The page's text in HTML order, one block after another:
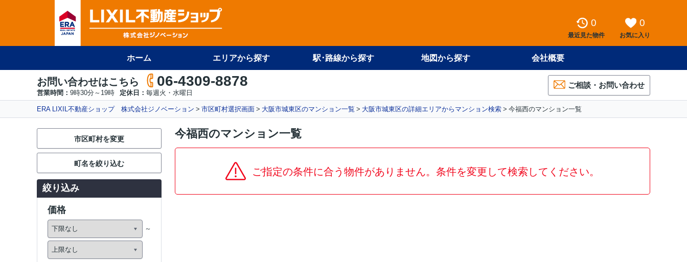
0
最近見た物件
0
お気に入り
ホーム エリアから探す 駅･路線から探す 地図から探す 会社概要
お問い合わせはこちら 06-4309-8878
営業時間： 9時30分～19時 定休日： 毎週火・水曜日
ご相談・お問い合わせ
ERA LIXIL不動産ショップ 株式会社ジノベーション 市区町村選択画面 大阪市城東区のマンション一覧 大阪市城東区の詳細エリアからマンション検索 今福西のマンション一覧
今福西のマンション一覧
ご指定の条件に合う物件がありません。条件を変更して検索してください。
市区町村を変更
町名を絞り込む
絞り込み
価格